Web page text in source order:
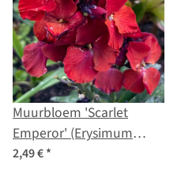
Muurbloem 'Scarlet
Emperor' (Erysimum
cheiri) zaden
2,49 €*